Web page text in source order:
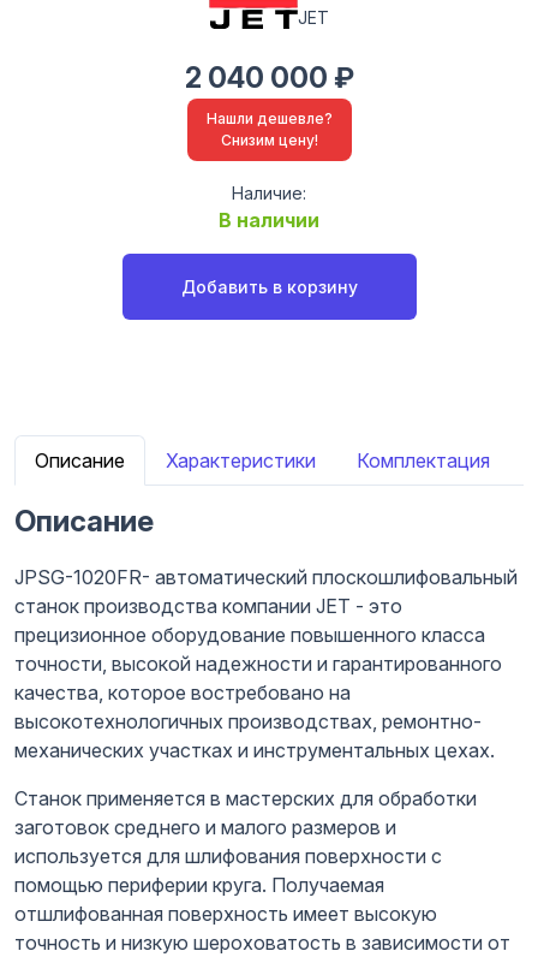
JET
2 040 000 ₽
Нашли дешевле?
Снизим цену!
Наличие:
В наличии
Добавить в корзину
Описание Характеристики Комплектация
Описание
JPSG-1020FR- автоматический плоскошлифовальный
станок производства компании JET - это
прецизионное оборудование повышенного класса
точности, высокой надежности и гарантированного
качества, которое востребовано на
высокотехнологичных производствах, ремонтно-
механических участках и инструментальных цехах.
Станок применяется в мастерских для обработки
заготовок среднего и малого размеров и
используется для шлифования поверхности с
помощью периферии круга. Получаемая
отшлифованная поверхность имеет высокую
точность и низкую шероховатость в зависимости от